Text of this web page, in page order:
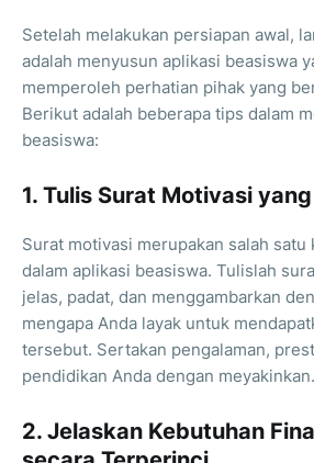
Setelah melakukan persiapan awal,
adalah menyusun aplikasi beasiswa
memperoleh perhatian pihak yang
Berikut adalah beberapa tips dalam
beasiswa:
1. Tulis Surat Motivasi
Surat motivasi merupakan salah
dalam aplikasi beasiswa. Tulislah
jelas, padat, dan menggambarkan
mengapa Anda layak untuk
tersebut. Sertakan pengalaman,
pendidikan Anda dengan meyakinkan.
2. Jelaskan Kebutuhan